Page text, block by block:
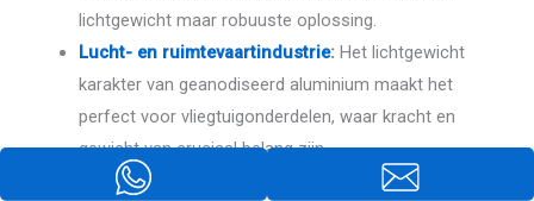
lichtgewicht maar robuuste oplossing.
Lucht- en ruimtevaartindustrie: Het lichtgewicht
karakter van geanodiseerd aluminium maakt het
perfect voor vliegtuigonderdelen, waar kracht en
gewicht van cruciaal belang zijn.
Medische apparaten:
Zwart geanodiseerd aluminium